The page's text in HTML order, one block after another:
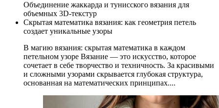
Объединение жаккарда и тунисского вязания для
объемных 3D-текстур
Скрытая математика вязания: как геометрия петель
создает уникальные узоры
В магию вязания: скрытая математика в каждом
петельном узоре Вязание — это искусство, которое
сочетает в себе творчество и техничность. За красивыми
и сложными узорами скрывается глубокая структура,
основанная на математических принципах....